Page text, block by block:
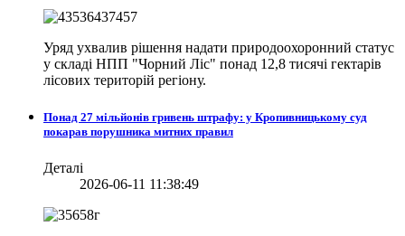
Уряд ухвалив рішення надати природоохоронний статус
у складі НПП "Чорний Ліс" понад 12,8 тисячі гектарів
лісових територій регіону.
Понад 27 мільйонів гривень штрафу: у Кропивницькому суд
покарав порушника митних правил
Деталі
2026-06-11 11:38:49